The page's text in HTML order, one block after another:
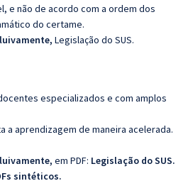
e não de acordo com a ordem dos
do certame.
Legislação do SUS.
especializados e com amplos
a aprendizagem de maneira acelerada.
em PDF: Legislação do SUS.
sintéticos.